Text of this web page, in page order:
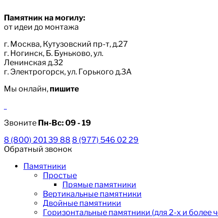
Памятник на могилу:
от идеи до монтажа
г. Москва, Кутузовский пр-т, д.27
г. Ногинск, Б. Буньково, ул.
Ленинская д.32
г. Электрогорск, ул. Горького д.3А
Мы онлайн, пишите
Звоните Пн-Вс:09 - 19
8 (800) 201 39 88 8 (977) 546 02 29
Обратный звонок
Памятники
Простые
Прямые памятники
Вертикальные памятники
Двойные памятники
Горизонтальные памятники (для 2-х и более